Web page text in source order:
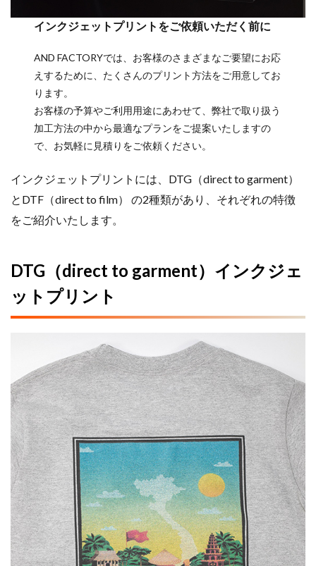
インクジェットプリントをご依頼いただく前に
AND FACTORYでは、お客様のさまざまなご要望にお応
えするために、たくさんのプリント方法をご用意してお
ります。
お客様の予算やご利用用途にあわせて、弊社で取り扱う
加工方法の中から最適なプランをご提案いたしますの
で、お気軽に見積りをご依頼ください。
インクジェットプリントには、DTG（direct to garment）
とDTF（direct to film） の2種類があり、 それぞれの特徴
をご紹介いたします。
DTG（direct to garment）インクジェ
ットプリント